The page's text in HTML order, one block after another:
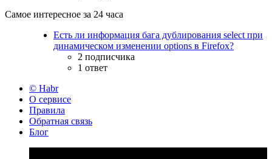
Самое интересное за 24 часа
Есть ли информация бага дублирования select при
динамическом изменении options в Firefox?
2 подписчика
1 ответ
© Habr
О сервисе
Правила
Обратная связь
Блог